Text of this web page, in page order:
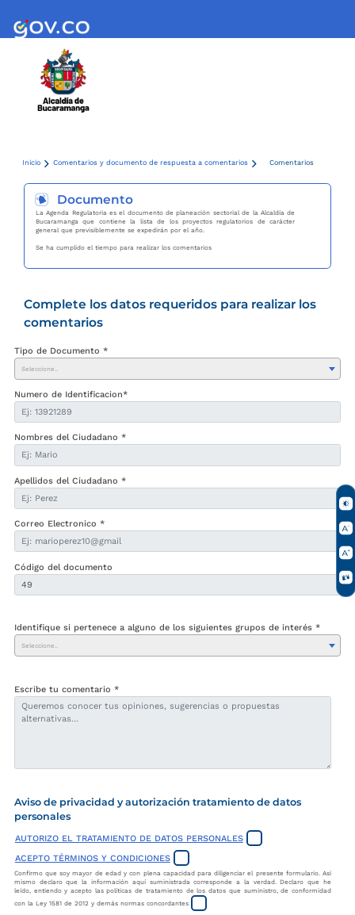
Inicio Comentarios y documento de respuesta a comentarios Comentarios
Documento
La Agenda Regulatoria es el documento de planeación sectorial de la Alcaldía de
Bucaramanga que contiene la lista de los proyectos regulatorios de carácter
general que previsiblemente se expedirán por el año.
Se ha cumplido el tiempo para realizar los comentarios
Complete los datos requeridos para realizar los
comentarios
Tipo de Documento *
Seleccione..
Numero de Identificacion*
Nombres del Ciudadano *
Apellidos del Ciudadano *
Correo Electronico *
Código del documento
Identifique si pertenece a alguno de los siguientes grupos de interés *
Seleccione..
Escribe tu comentario *
Aviso de privacidad y autorización tratamiento de datos
personales
AUTORIZO EL TRATAMIENTO DE DATOS PERSONALES
ACEPTO TÉRMINOS Y CONDICIONES
Confirmo que soy mayor de edad y con plena capacidad para diligenciar el presente formulario. Así
mismo declaro que la información aquí suministrada corresponde a la verdad. Declaro que he
leído, entiendo y acepto las políticas de tratamiento de los datos que suministro, de conformidad
con la Ley 1581 de 2012 y demás normas concordantes